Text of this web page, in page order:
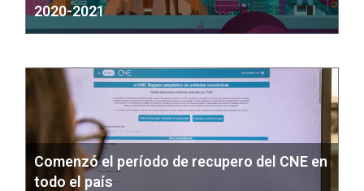
2020-2021
Comenzó el período de recupero del CNE en
todo el país